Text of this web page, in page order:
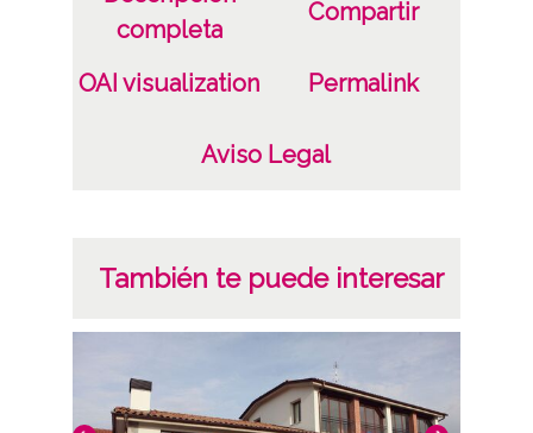
Características del soporte
Color
CC BY-NC-SA 4.0
completa
Compartir
OAI visualization Permalink
Aviso Legal
También te puede interesar